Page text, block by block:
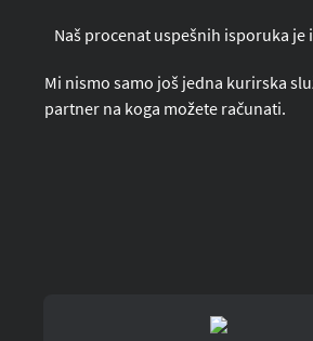
Naš procenat uspešnih isporuka
Mi nismo samo još jedna kurirska
partner na koga možete računati.